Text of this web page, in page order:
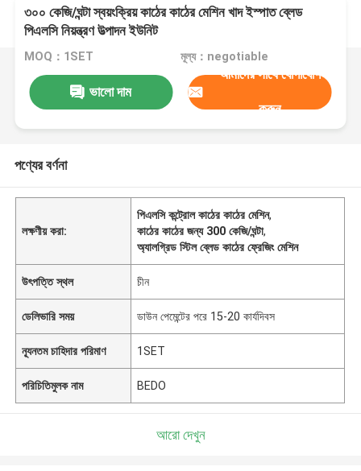
৩০০ কেজি/ঘন্টা স্বয়ংক্রিয় কাঠের কাঠের মেশিন খাদ ইস্পাত ব্লেড
পিএলসি নিয়ন্ত্রণ উত্পাদন ইউনিট
MOQ：1SET মূল্য：negotiable
ভালো দাম
আমাদের সাথে যোগাযোগ
করুন
পণ্যের বর্ণনা
লক্ষণীয় করা:
পিএলসি কন্ট্রোল কাঠের কাঠের মেশিন,
কাঠের কাঠের জন্য 300 কেজি/ঘন্টা,
অ্যালগ্রিড স্টিল ব্লেড কাঠের ফ্রেজিং মেশিন
উৎপত্তি স্থল চীন
ডেলিভারি সময় ডাউন পেমেন্টের পরে 15-20 কার্যদিবস
ন্যূনতম চাহিদার পরিমাণ 1SET
পরিচিতিমুলক নাম BEDO
আরো দেখুন